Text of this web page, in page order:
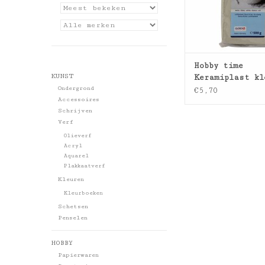
KUNST
Ondergrond
Accessoires
Schrijven
Verf
Olieverf
Acryl
Aquarel
Plakkaatverf
Kleuren
Kleurboeken
Schetsen
Penselen
HOBBY
Papierwaren
Hobby time
Keramiplast
500gr
€5,70